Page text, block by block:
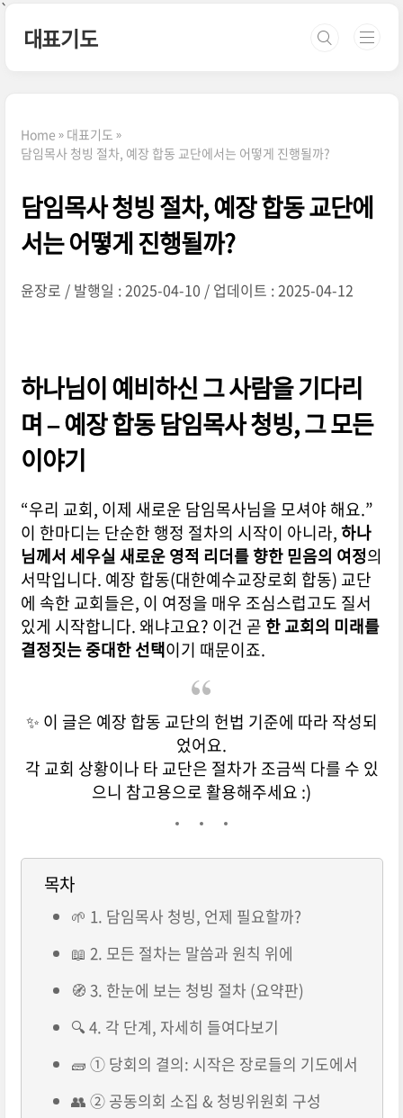
`
본문 바로가기
대표기도
Home
대표기도
담임목사 청빙 절차, 예장 합동 교단에서는 어떻게 진행될까?
담임목사 청빙 절차, 예장 합동 교단에
서는 어떻게 진행될까?
윤장로 발행일 : 2025-04-10 업데이트 : 2025-04-12
하나님이 예비하신 그 사람을 기다리
며 – 예장 합동 담임목사 청빙, 그 모든
이야기
“우리 교회, 이제 새로운 담임목사님을 모셔야 해요.”
이 한마디는 단순한 행정 절차의 시작이 아니라,하나
님께서 세우실 새로운 영적 리더를 향한 믿음의 여정의
서막입니다. 예장 합동(대한예수교장로회 합동) 교단
에 속한 교회들은, 이 여정을 매우 조심스럽고도 질서
있게 시작합니다. 왜냐고요? 이건 곧 한 교회의 미래를
결정짓는 중대한 선택이기 때문이죠.
✨ 이 글은 예장 합동 교단의 헌법 기준에 따라 작성되
었어요.
각 교회 상황이나 타 교단은 절차가 조금씩 다를 수 있
으니 참고용으로 활용해주세요 :)
목차
🌱 1. 담임목사 청빙, 언제 필요할까?
📖 2. 모든 절차는 말씀과 원칙 위에
🧭 3. 한눈에 보는 청빙 절차 (요약판)
🔍 4. 각 단계, 자세히 들여다보기
🧱 ① 당회의 결의: 시작은 장로들의 기도에서
👥 ② 공동의회 소집 & 청빙위원회 구성